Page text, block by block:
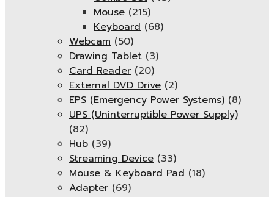
Mouse (215)
Keyboard (68)
Webcam (50)
Drawing Tablet (3)
Card Reader (20)
External DVD Drive (2)
EPS (Emergency Power Systems) (8)
UPS (Uninterruptible Power Supply)
(82)
Hub (39)
Streaming Device (33)
Mouse & Keyboard Pad (18)
Adapter (69)